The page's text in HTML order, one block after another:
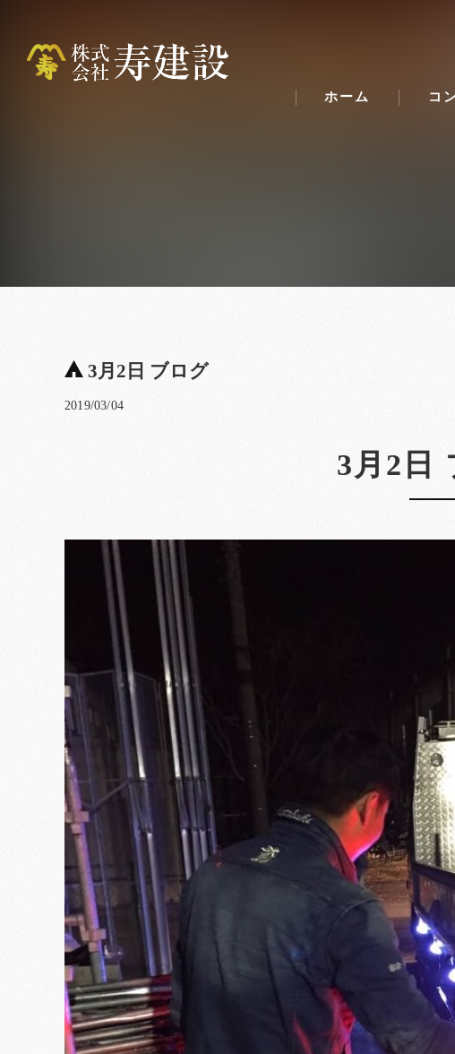
ホーム コ
3月2日 ブログ
2019/03/04
3月2日